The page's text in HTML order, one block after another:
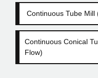
Continuous Tube Mill
Continuous Conical
Flow)